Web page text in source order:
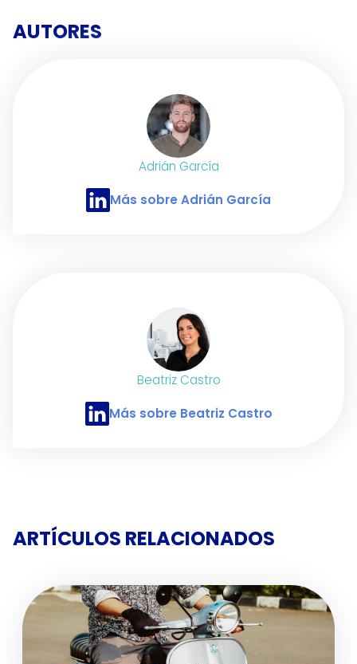
AUTORES
Adrián García
Perfil de LinkedIn de Adrián García
Más sobre Adrián García
Beatriz Castro
Perfil de LinkedIn de Beatriz Castro
Más sobre Beatriz Castro
ARTÍCULOS RELACIONADOS